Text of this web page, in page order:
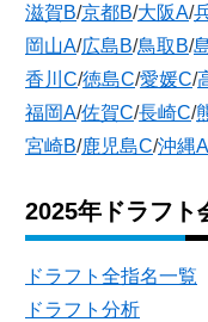
滋賀B/京都B/大阪A/
岡山A/広島B/鳥取B/
香川C/徳島C/愛媛C/
福岡A/佐賀C/長崎C/
宮崎B/鹿児島C/沖縄A
2025年ドラフト
ドラフト全指名一覧
ドラフト分析